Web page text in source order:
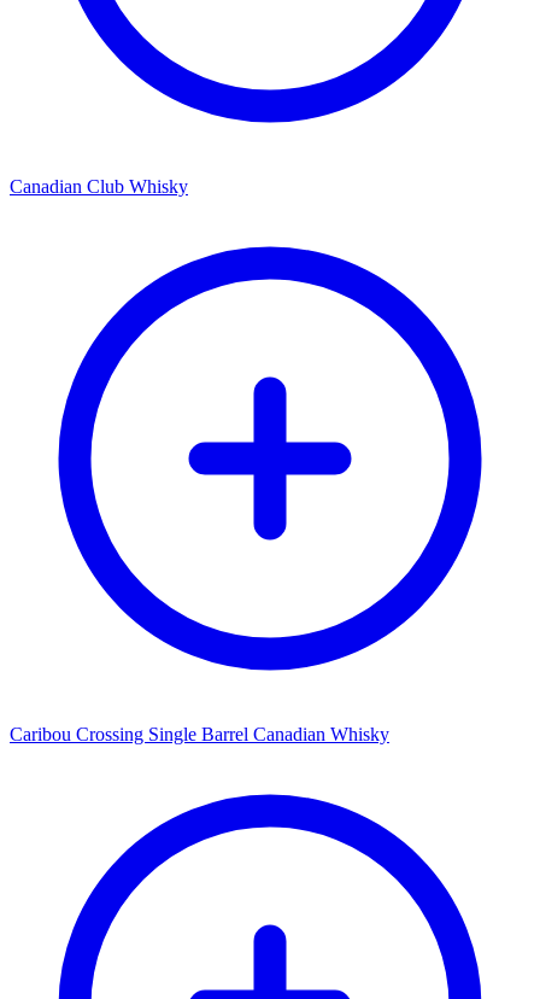
Canadian Club Whisky
Caribou Crossing Single Barrel Canadian Whisky